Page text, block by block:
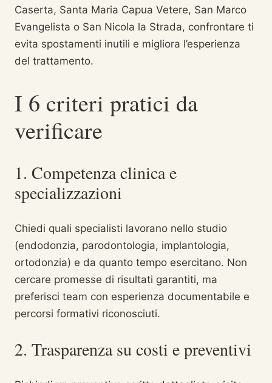
Caserta, Santa Maria Capua Vetere, San Marco
Evangelista o San Nicola la Strada, confrontare ti
evita spostamenti inutili e migliora l’esperienza
del trattamento.
I 6 criteri pratici da
verificare
1. Competenza clinica e
specializzazioni
Chiedi quali specialisti lavorano nello studio
(endodonzia, parodontologia, implantologia,
ortodonzia) e da quanto tempo esercitano. Non
cercare promesse di risultati garantiti, ma
preferisci team con esperienza documentabile e
percorsi formativi riconosciuti.
2. Trasparenza su costi e preventivi